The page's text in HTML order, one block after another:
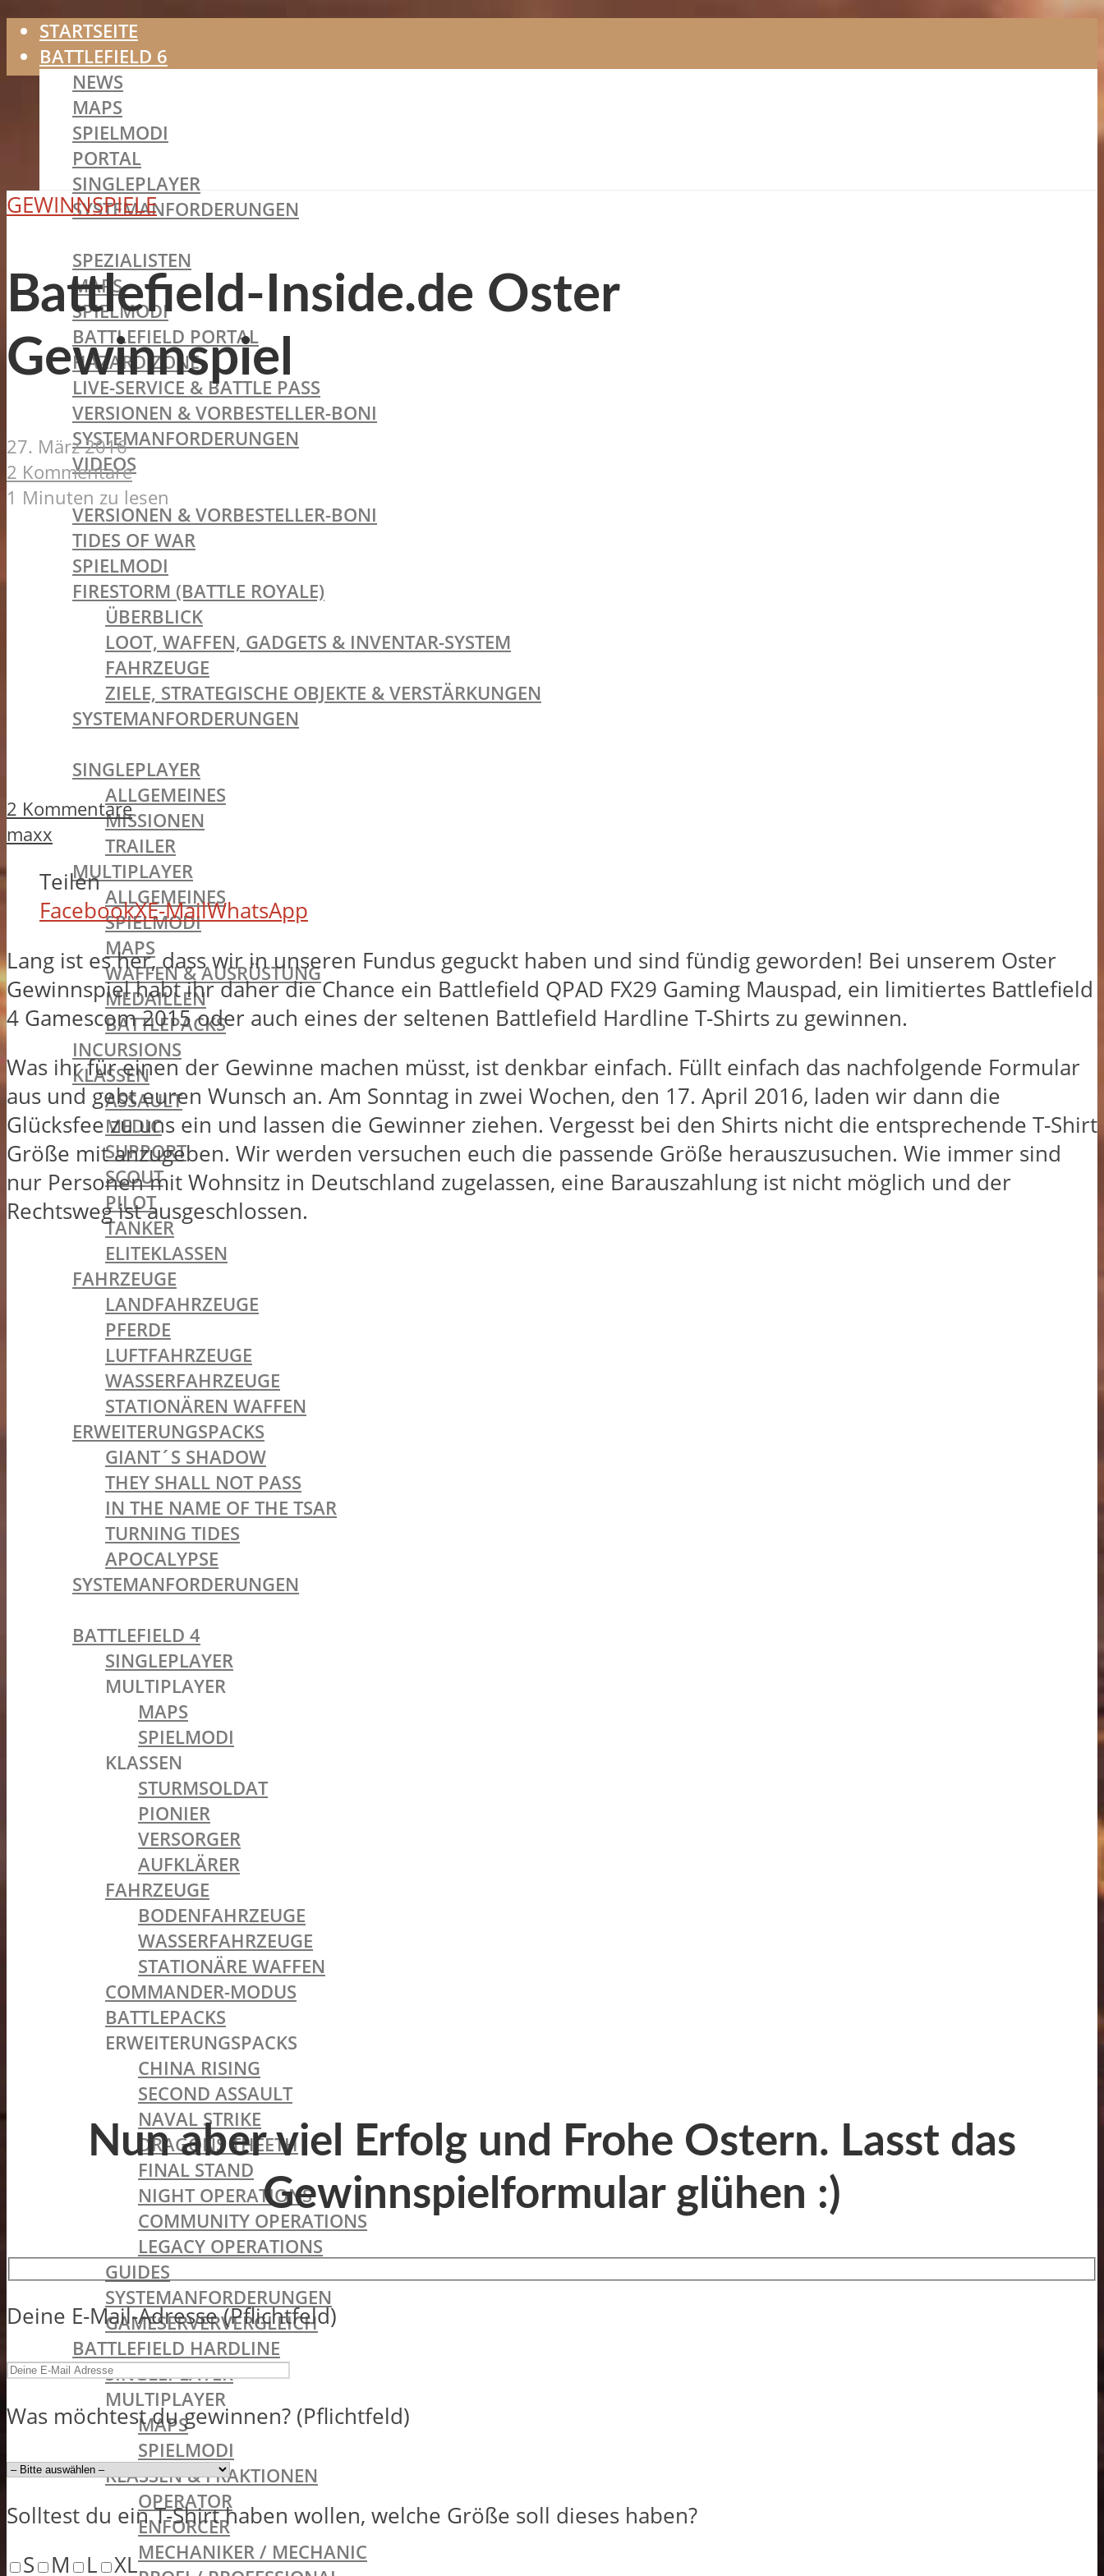
STARTSEITE
BATTLEFIELD 6
NEWS
MAPS
SPIELMODI
PORTAL
SINGLEPLAYER
SYSTEMANFORDERUNGEN
SPEZIALISTEN
MAPS
SPIELMODI
BATTLEFIELD PORTAL
HAZARD ZONE
LIVE-SERVICE & BATTLE PASS
VERSIONEN & VORBESTELLER-BONI
SYSTEMANFORDERUNGEN
VIDEOS
BATTLEFIELD V
VERSIONEN & VORBESTELLER-BONI
TIDES OF WAR
SPIELMODI
FIRESTORM (BATTLE ROYALE)
ÜBERBLICK
LOOT, WAFFEN, GADGETS & INVENTAR-SYSTEM
FAHRZEUGE
ZIELE, STRATEGISCHE OBJEKTE & VERSTÄRKUNGEN
SYSTEMANFORDERUNGEN
SINGLEPLAYER
ALLGEMEINES
MISSIONEN
TRAILER
MULTIPLAYER
ALLGEMEINES
SPIELMODI
MAPS
WAFFEN & AUSRÜSTUNG
MEDAILLEN
BATTLEPACKS
INCURSIONS
KLASSEN
ASSAULT
MEDIC
SUPPORT
SCOUT
PILOT
TANKER
ELITEKLASSEN
FAHRZEUGE
LANDFAHRZEUGE
PFERDE
LUFTFAHRZEUGE
WASSERFAHRZEUGE
STATIONÄREN WAFFEN
ERWEITERUNGSPACKS
GIANT´S SHADOW
THEY SHALL NOT PASS
IN THE NAME OF THE TSAR
TURNING TIDES
APOCALYPSE
SYSTEMANFORDERUNGEN
BATTLEFIELD 4
SINGLEPLAYER
MULTIPLAYER
MAPS
SPIELMODI
KLASSEN
STURMSOLDAT
PIONIER
VERSORGER
AUFKLÄRER
FAHRZEUGE
BODENFAHRZEUGE
WASSERFAHRZEUGE
STATIONÄRE WAFFEN
COMMANDER-MODUS
BATTLEPACKS
ERWEITERUNGSPACKS
CHINA RISING
SECOND ASSAULT
NAVAL STRIKE
DRAGONS THEETH
FINAL STAND
NIGHT OPERATIONS
COMMUNITY OPERATIONS
LEGACY OPERATIONS
GUIDES
SYSTEMANFORDERUNGEN
GAMESERVERVERGLEICH
BATTLEFIELD HARDLINE
SINGLEPLAYER
MULTIPLAYER
MAPS
SPIELMODI
KLASSEN & FRAKTIONEN
OPERATOR
ENFORCER
MECHANIKER / MECHANIC
GEWINNSPIELE
Battlefield-Inside.de Oster
Gewinnspiel
27. März 2016
2 Kommentare
1 Minuten zu lesen
2 Kommentare
maxx
Teilen
FacebookXE-MailWhatsApp
Lang ist es her, dass wir in unseren Fundus geguckt haben und sind fündig geworden! Bei unserem Oster
Gewinnspiel habt ihr daher die Chance ein Battlefield QPAD FX29 Gaming Mauspad, ein limitiertes Battlefield
4 Gamescom 2015 oder auch eines der seltenen Battlefield Hardline T-Shirts zu gewinnen.
Was ihr für einen der Gewinne machen müsst, ist denkbar einfach. Füllt einfach das nachfolgende Formular
aus und gebt euren Wunsch an. Am Sonntag in zwei Wochen, den 17. April 2016, laden wir dann die
Glücksfee zu uns ein und lassen die Gewinner ziehen. Vergesst bei den Shirts nicht die entsprechende T-Shirt
Größe mit anzugeben. Wir werden versuchen euch die passende Größe herauszusuchen. Wie immer sind
nur Personen mit Wohnsitz in Deutschland zugelassen, eine Barauszahlung ist nicht möglich und der
Rechtsweg ist ausgeschlossen.
Nun aber viel Erfolg und Frohe Ostern. Lasst das
Gewinnspielformular glühen :)
Deine E-Mail-Adresse (Pflichtfeld)
Was möchtest du gewinnen? (Pflichtfeld)
Solltest du ein T-Shirt haben wollen, welche Größe soll dieses haben?
S
M L XL